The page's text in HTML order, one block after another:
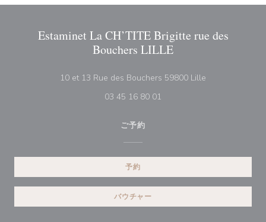
Estaminet La CH’TITE Brigitte rue des
Bouchers LILLE
10 et 13 Rue des Bouchers 59800 Lille
03 45 16 80 01
ご予約
予約
バウチャー